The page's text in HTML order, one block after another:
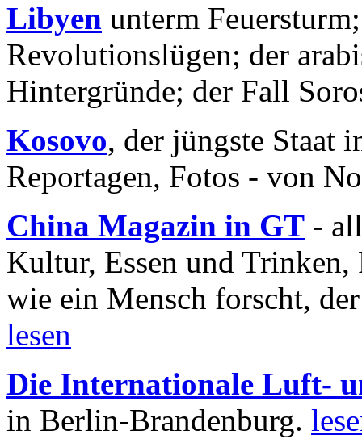
Libyen unterm
Revolutionslügen; der
Hintergründe; der Fall
Kosovo, der jüngste Staat
Reportagen, Fotos - von
China Magazin in GT -
Kultur, Essen und
wie ein Mensch forscht,
lesen
Die Internationale Luft-
in Berlin-Brandenburg.